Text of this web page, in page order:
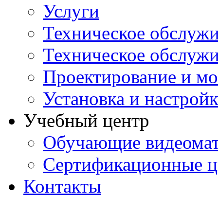
Услуги
Техническое
Техническое
Проектирование и
Установка и
Учебный центр
Обучающие
Сертификационные
Контакты